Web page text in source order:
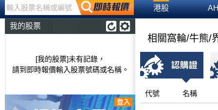
輸入股票名稱或編號 港股
我的股票
[我的股票]未有記錄，
請到即時報價輸入股票號碼或名稱。
相關窩輪/牛熊/
代號 名稱